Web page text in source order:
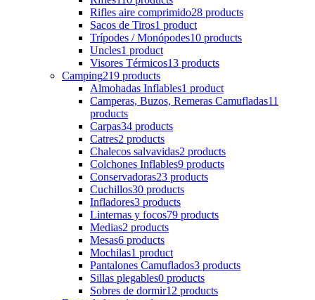
Rifles aire comprimido28 products
Sacos de Tiros1 product
Trípodes / Monópodes10 products
Uncles1 product
Visores Térmicos13 products
Camping219 products
Almohadas Inflables1 product
Camperas, Buzos, Remeras Camufladas11
products
Carpas34 products
Catres2 products
Chalecos salvavidas2 products
Colchones Inflables9 products
Conservadoras23 products
Cuchillos30 products
Infladores3 products
Linternas y focos79 products
Medias2 products
Mesas6 products
Mochilas1 product
Pantalones Camuflados3 products
Sillas plegables0 products
Sobres de dormir12 products